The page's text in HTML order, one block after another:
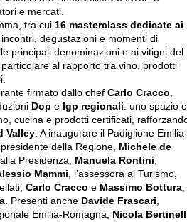
e mercati.
tra cui 16 masterclass dedicate ai
incontri, degustazioni e momenti di
principali denominazioni e ai vitigni del
al rapporto tra vino, prodotti
firmato dallo chef Carlo Cracco,
Dop e Igp regionali: uno spazio
cucina e prodotti certificati,
Valley. A inaugurare il Padiglione Emilia-
della Regione, Michele de
Presidenza, Manuela Rontini,
Mammi, l’assessora al Turismo,
Carlo Cracco e Massimo Bottura,
. Presenti anche Davide Frascari,
Emilia-Romagna; Nicola